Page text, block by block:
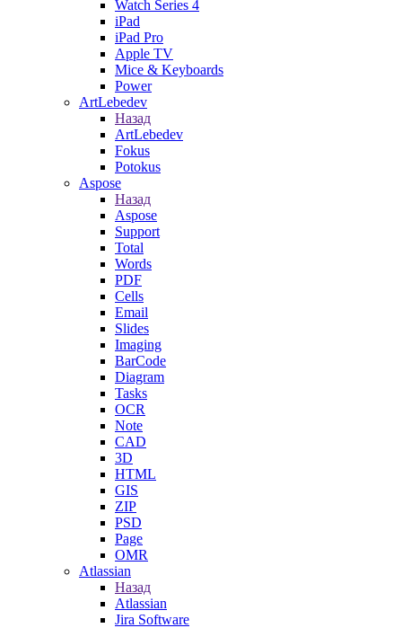
Watch Series 4
iPad
iPad Pro
Apple TV
Mice & Keyboards
Power
ArtLebedev
Назад
ArtLebedev
Fokus
Potokus
Aspose
Назад
Aspose
Support
Total
Words
PDF
Cells
Email
Slides
Imaging
BarCode
Diagram
Tasks
OCR
Note
CAD
3D
HTML
GIS
ZIP
PSD
Page
OMR
Atlassian
Назад
Atlassian
Jira Software